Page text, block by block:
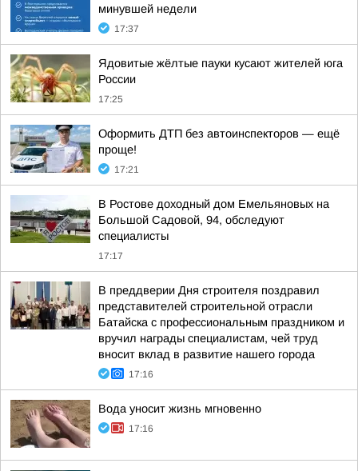
минувшей недели
17:37
Ядовитые жёлтые пауки кусают жителей юга
России
17:25
Оформить ДТП без автоинспекторов — ещё
проще!
17:21
В Ростове доходный дом Емельяновых на
Большой Садовой, 94, обследуют
специалисты
17:17
В преддверии Дня строителя поздравил
представителей строительной отрасли
Батайска с профессиональным праздником и
вручил награды специалистам, чей труд
вносит вклад в развитие нашего города
17:16
Вода уносит жизнь мгновенно
17:16